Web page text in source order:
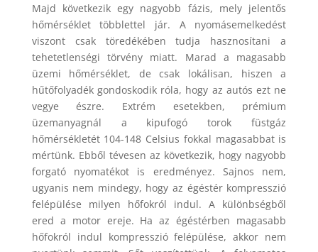
Majd következik egy nagyobb fázis, mely jelentős
hőmérséklet többlettel jár. A nyomásemelkedést
viszont csak töredékében tudja hasznosítani a
tehetetlenségi törvény miatt. Marad a magasabb
üzemi hőmérséklet, de csak lokálisan, hiszen a
hűtőfolyadék gondoskodik róla, hogy az autós ezt ne
vegye észre. Extrém esetekben, prémium
üzemanyagnál a kipufogó torok füstgáz
hőmérsékletét 104-148 Celsius fokkal magasabbat is
mértünk. Ebből tévesen az következik, hogy nagyobb
forgató nyomatékot is eredményez. Sajnos nem,
ugyanis nem mindegy, hogy az égéstér kompresszió
felépülése milyen hőfokról indul. A különbségből
ered a motor ereje. Ha az égéstérben magasabb
hőfokról indul kompresszió felépülése, akkor nem